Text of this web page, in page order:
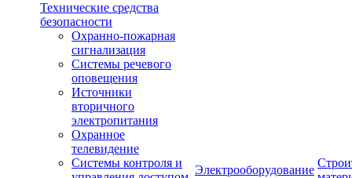
Технические средства
безопасности
Охранно-пожарная
сигнализация
Системы речевого
оповещения
Источники
вторичного
электропитания
Охранное
телевидение
Системы контроля и
Электрооборудование